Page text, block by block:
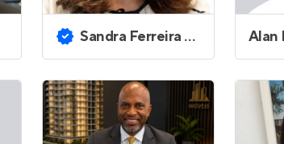
Sandra Ferreira Machado